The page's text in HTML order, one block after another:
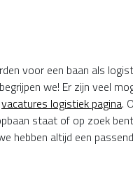
voor een baan als
we! Er zijn veel
vacatures logistiek pagina.
staat of op zoek
hebben altijd een